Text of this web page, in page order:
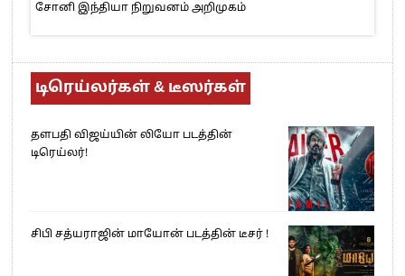
சோனி இந்தியா நிறுவனம் அறிமுகம்
டிரெய்லர்கள் & டீஸர்கள்
தளபதி விஜய்யின் லியோ படத்தின்
டிரெய்லர்!
சிபி சத்யராஜின் மாயோன் படத்தின் டீசர் !